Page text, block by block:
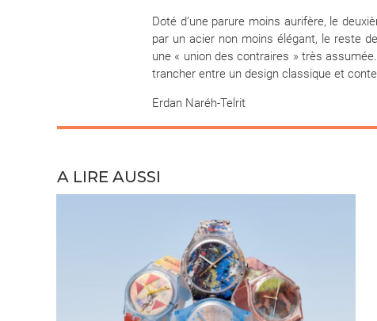
Doté d’une parure moins aurifère, le
par un acier non moins élégant, le reste
une « union des contraires » très
trancher entre un design classique et
Erdan Naréh-Telrit
A LIRE AUSSI